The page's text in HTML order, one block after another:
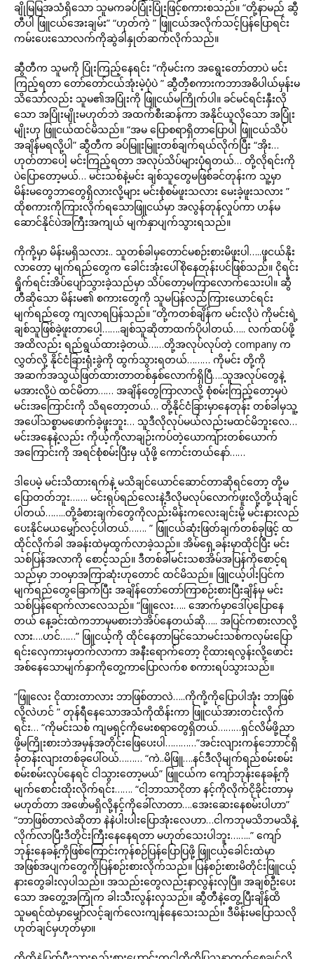
ချိုမြမြအသံရှိသော သူမကခပ်ပြုံးပြုံးဖြင့်စကားစသည်။ “တို့နာမည် ဆွီ
တီပါ ဖြူငယ်အေးချမ်း” “ဟုတ်ကဲ့ ” ဖြူငယ်အလိုက်သင့်ပြန်ပြောရင်း
ကမ်းပေးသောလက်ကိုဆွဲခါနှုတ်ဆက်လိုက်သည်။
ဆွီတီက သူမကို ပြုံးကြည့်နေရင်း “ကိုမင်းက အရွေးတော်တာပဲ မင်း
ကြည့်ရတာ တော်တော်ငယ်အုံးမဲ့ပုံပဲ ” ဆွီတီ့စကားကဘာအဓိပါယ်မှန်းမ
သိသော်လည်း သူမ၏အပြုံးကို ဖြူငယ်မကြိုက်ပါ။ ခင်မင်ရင်းနှီးလို
သော အပြုံးမျိုးမဟုတ်ဘဲ အထက်စီးဆန်ကာ အနိုင်ယူလိုသော အပြုံး
မျိုးဟု ဖြူငယ်ထင်မိသည်။ “အမ ပြောစရာရှိတာပြောပါ ဖြူငယ်သိပ်
အချိန်မရလို့ပါ” ဆွီတီက ခပ်မြူးမြူးတစ်ချက်ရယ်လိုက်ပြီး “အိုး…
ဟုတ်တာပေါ့ မင်းကြည့်ရတာ အလုပ်သိပ်များပုံရတယ်… တို့လိုရင်းကို
ပဲပြောတော့မယ်… မင်းသစ်နဲ့မင်း ချစ်သူတွေမဖြစ်ခင်တုန်းက သူ့မှာ
မိန်းမတွေဘာတွေရှိလားလို့များ မင်းစုံစမ်ဖူးသလား မေးခဲ့ဖူးသလား ”
ထိုစကားကိုကြားလိုက်ရသောဖြူငယ်မှာ အလွန်တုန်လှုပ်ကာ ဟန်မ
ဆောင်နိုင်ပဲအကြီးအကျယ် မျက်နှာပျက်သွားရသည်။
ကိုကို့မှာ မိန်းမရှိသလား.. သူတစ်ခါမှတောင်မစဉ်းစားမိဖူးပါ…..ဖူငယ်နိုး
လာတော့ မျက်ရည်တွေက ခေါင်းအုံးပေါ်စိုနေတုန်းပင်ဖြစ်သည်။ ငိုရင်း
ရှိုက်ရင်းအိပ်ပျော်သွားခဲ့သည်မှာ သိပ်တော့မကြာလောက်သေးပါ။ ဆွီ
တီဆိုသော မိန်းမ၏ စကားတွေကို သူမပြန်လည်ကြားယောင်ရင်း
မျက်ရည်တွေ ကျလာရပြန်သည်။ “တို့ကတစ်ချိန်က မင်းလိုပဲ ကိုမင်းရဲ့
ချစ်သူဖြစ်ခဲ့ဖူးတာပေါ့…….ချစ်သူဆိုတာထက်ပိုပါတယ်….. လက်ထပ်ဖို့
အထိလည်း ရည်ရွယ်ထားခဲ့တယ်……တို့အလုပ်လုပ်တဲ့ company က
လွှတ်လို့ နိုင်ငံခြားရုံးခွဲကို ထွက်သွားရတယ်……… ကိုမင်း တို့ကို
အဆက်အသွယ်ဖြတ်ထားတာတစ်နှစ်လောက်ရှိပြီ….သူအလုပ်တွေနဲ့
မအားလို့ပဲ ထင်မိတာ…… အချိန်တွေကြာလာလို့ စုံစမ်းကြည့်တော့မှပဲ
မင်းအကြောင်းကို သိရတော့တယ်… တို့နိုင်ငံခြားမှာနေတုန်း တစ်ခါမှသူ့
အပေါ်သစ္စာမဖောက်ခဲ့ဖူးဘူး… သူဒီလိုလုပ်မယ်လည်းမထင်မိဘူးလေ…
မင်းအနေနဲ့လည်း ကိုယ့်ကိုလာချဉ်းကပ်တဲ့ယောကျ်ားတစ်ယောက်
အကြောင်းကို အရင်စုံစမ်းပြီးမှ ယုံဖို့ ကောင်းတယ်နော်……
ဒါပေမဲ့ မင်းသိထားရက်နဲ့ မသိချင်ယောင်ဆောင်တာဆိုရင်တော့ တို့မ
ပြောတတ်ဘူး……. မင်းရုပ်ရည်လေးနဲ့ဒီလိုမလုပ်လောက်ဖူးလို့တို့ယုံချင်
ပါတယ်……..တို့ခံစားချက်တွေကိုလည်းမိန်းကလေးချင်းမို့ မင်းနားလည်
ပေးနိုင်မယမျှော်လင့်ပါတယ်……. ” ဖြူငယ်ဆုံးဖြတ်ချက်တစ်ခုဖြင့် ထ
ထိုင်လိုက်ခါ အခန်းထဲမှထွက်လာခဲ့သည်။ အိမ်ရှေ့ခန်းမှာထိုင်ပြီး မင်း
သစ်ပြန်အလာကို စောင့်သည်။ ဒီတစ်ခါမင်းသစအိမ်အပြန်ကိုစောင့်ရ
သည်မှာ ဘဝမှာအကြာဆုံးဟုတောင် ထင်မိသည်။ ဖြူငယ့်ပါးပြင်က
မျက်ရည်တွေခြောက်ပြီး အချိန်တော်တော်ကြာစဉ်းစားပြီးချိန်မှ မင်း
သစ်ပြန်ရောက်လာလေသည်။ “ဖြူလေး….. အောက်မှာဒေါ်ပုပြောနေ
တယ် နေ့ခင်းထဲကဘာမှမစားဘဲအိပ်နေတယ်ဆို….. အပြင်ကစားလာလို့
လား….ဟင်……” ဖြူငယ့်ကို ထိုင်နေတာမြင်သောမင်းသစ်ကလှမ်းပြော
ရင်းလှေကားမှတက်လာကာ အနီးရောက်တော့ ငိုထားရလွန်းလို့ဖောင်း
အစ်နေသောမျက်နှာကိုတွေ့ကာပြောလက်စ စကားရပ်သွားသည်။
“ဖြူလေး ငိုထားတာလား ဘာဖြစ်တာလဲ…..ကိုကို့ကိုပြောပါအုံး ဘာဖြစ်
လို့လဲဟင် ” တုန်ရီနေသောအသံကိုထိန်းကာ ဖြူငယ်အားတင်းလိုက်
ရင်း… “ကိုမင်းသစ် ကျမရှင့်ကိုမေးစရာတွေရှိတယ်………ရှင်လိမ်ဖို့ညာ
ဖို့မကြိုးစားဘဲအမှန်အတိုင်းဖြေပေးပါ…………”အင်းလျားကန်ဘောာင်ရှိ
ခုံတန်းလျားတစ်ခုပေါ်ဝယ်……… “ကဲ..မိဖြူ….နင်ဒီလိုမျက်ရည်စမ်းစမ်း
စမ်းစမ်းလုပ်နေရင် ငါသွားတော့မယ်” ဖြူငယ်က ကျော်ဘုန်းနေခန့်ကို
မျက်စောင်းထိုးလိုက်ရင်း……. “ငါ့ဘာသာငိုတာ နင့်ကိုလိုက်ငိုခိုင်းတာမှ
မဟုတ်တာ အဖော်မရှိလို့နင့်ကိုခေါ်လာတာ….အေးဆေးနေစမ်းပါဟာ”
“ဘာဖြစ်တာလဲဆိုတာ နဲနဲပါးပါးပြောအုံးလေဟာ…ငါကဘုမသိဘမသိနဲ့
လိုက်လာပြီးဒီတိုင်းကြီးနေနေရတာ မဟုတ်သေးပါဘူး……..” ကျော်
ဘုန်းနေခန့်ကိုဖြစ်ကြောင်းကုန်စဉ်ပြန်ပြောပြဖို့ ဖြူငယ့်ခေါင်းထဲမှာ
အဖြစ်အပျက်တွေကိုပြန်စဉ်းစားလိုက်သည်။ ပြန်စဉ်းစားမိတိုင်းဖြူငယ့်
နားတွေခါးလှပါသည်။ အသည်းတွေလည်းနာလွန်းလှပြီ။ အချစ်ဦးပေး
သော အတွေ့အကြုံက ခါးသီးလွန်းလှသည်။ ဆွီတီနဲ့တွေ့ပြီးချိန်ထိ
သူမရင်ထဲမှာမျှော်လင့်ချက်လေးကျန်နေသေးသည်။ ဒီမိန်းမပြောသလို
ဟုတ်ချင်မှဟုတ်မှာ။